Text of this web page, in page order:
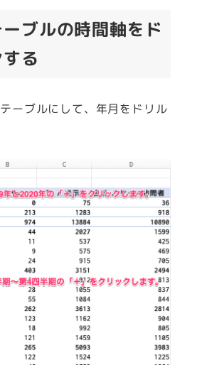
ブルの時間軸をド
る
ーブルにして、年月をドリル